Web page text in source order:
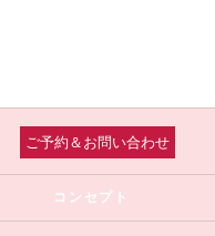
ご予約＆お問い合わせ
コンセプト